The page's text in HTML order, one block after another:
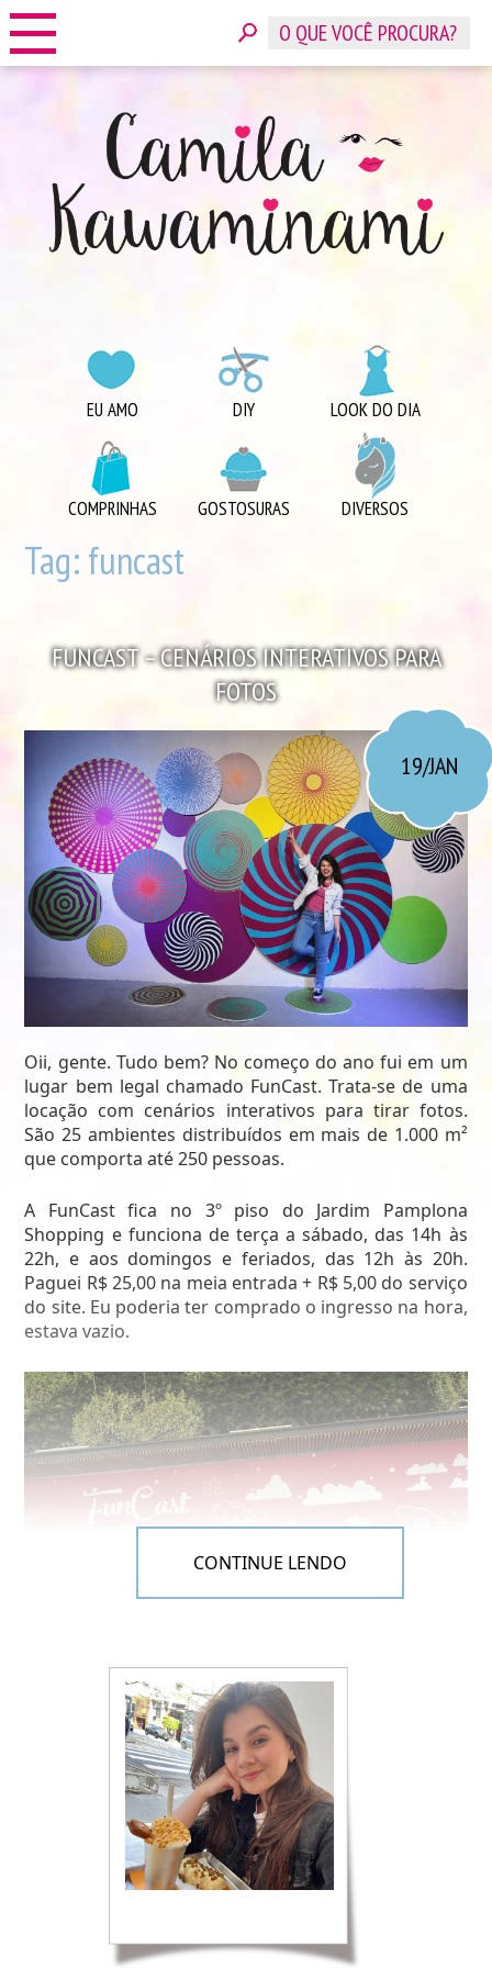
CONTATO
CATEGORIAS
COMPRINHAS
DIVERSOS
EU AMO
INSPIRAÇÕES
MORANDO JUNTOS
ORGANIZAÇÃO
PLAYLISTS
VIAGENS
VÍDEOS
EU AMO DIY LOOK DO DIA
COMPRINHAS GOSTOSURAS DIVERSOS
Tag:funcast
FUNCAST – CENÁRIOS INTERATIVOS PARA
FOTOS
19/JAN
Oii, gente. Tudo bem? No começo do ano fui em um
lugar bem legal chamado FunCast. Trata-se de uma
locação com cenários interativos para tirar fotos.
São 25 ambientes distribuídos em mais de 1.000 m²
que comporta até 250 pessoas.
A FunCast fica no 3º piso do Jardim Pamplona
Shopping e funciona de terça a sábado, das 14h às
22h, e aos domingos e feriados, das 12h às 20h.
Paguei R$ 25,00 na meia entrada + R$ 5,00 do serviço
do site. Eu poderia ter comprado o ingresso na hora,
estava vazio.
Estávamos em três pessoas e quase que duas horas
não foram o suficiente para tirarmos todas as fotos
que queríamos, isso porque o lugar estava
praticamente vazio. Aos sábados e domingos a
permanência é de uma hora, por isso se puderem ir
durante a semana, é melhor.
vocês terem mais noção de como é (muitas vezes
CONTINUE LENDO